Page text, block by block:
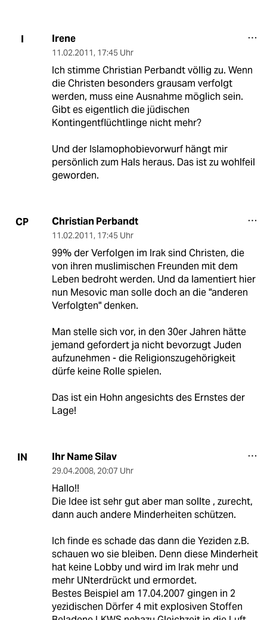
I Irene
11.02.2011, 17:45 Uhr
Ich stimme Christian Perbandt völlig zu. Wenn
die Christen besonders grausam verfolgt
werden, muss eine Ausnahme möglich sein.
Gibt es eigentlich die jüdischen
Kontingentflüchtlinge nicht mehr?
Und der Islamophobievorwurf hängt mir
persönlich zum Hals heraus. Das ist zu wohlfeil
geworden.
CP Christian Perbandt
11.02.2011, 17:45 Uhr
99% der Verfolgen im Irak sind Christen, die
von ihren muslimischen Freunden mit dem
Leben bedroht werden. Und da lamentiert hier
nun Mesovic man solle doch an die "anderen
Verfolgten" denken.
Man stelle sich vor, in den 30er Jahren hätte
jemand gefordert ja nicht bevorzugt Juden
aufzunehmen - die Religionszugehörigkeit
dürfe keine Rolle spielen.
Das ist ein Hohn angesichts des Ernstes der
Lage!
IN Ihr Name Silav
29.04.2008, 20:07 Uhr
Hallo!!
Die Idee ist sehr gut aber man sollte , zurecht,
dann auch andere Minderheiten schützen.
Ich finde es schade das dann die Yeziden z.B.
schauen wo sie bleiben. Denn diese Minderheit
hat keine Lobby und wird im Irak mehr und
mehr UNterdrückt und ermordet.
Bestes Beispiel am 17.04.2007 gingen in 2
yezidischen Dörfer 4 mit explosiven Stoffen